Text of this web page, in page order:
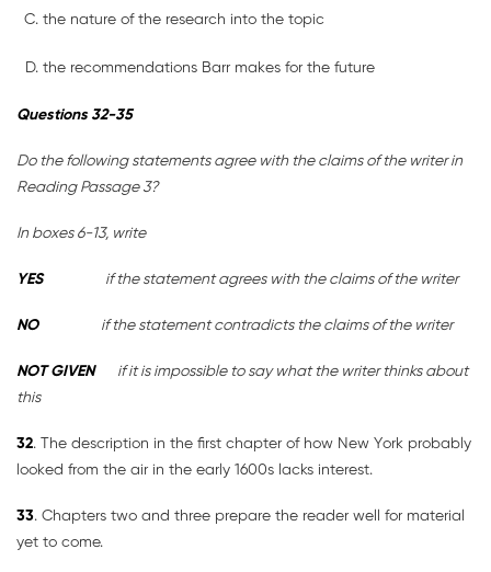
the nature of the research into the topic
the recommendations Barr makes for the future
Questions 32-35
Do the following statements agree with the claims of the writer in
Reading Passage 3?
In boxes 6-13, write
YES if the statement agrees with the claims of the writer
NO if the statement contradicts the claims of the writer
NOT GIVEN if it is impossible to say what the writer thinks about
this
32. The description in the first chapter of how New York probably
looked from the air in the early 1600s lacks interest.
33. Chapters two and three prepare the reader well for material
yet to come.